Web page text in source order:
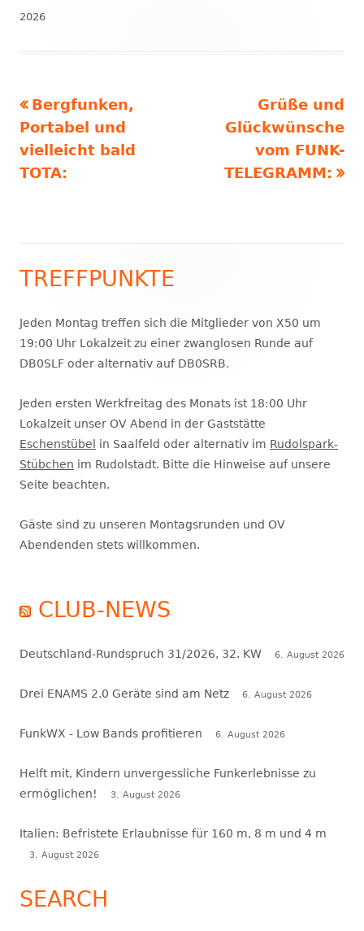
am
2026
Beitragsnavigation
Vorheriger
Beitrag:
Bergfunken,
Portabel und
vielleicht bald
TOTA:
Nächster
Beitrag
Grüße und
Glückwünsche
vom FUNK-
TELEGRAMM:
Haupt-
Seitenleiste
TREFFPUNKTE
Jeden Montag treffen sich die Mitglieder von X50 um
19:00 Uhr Lokalzeit zu einer zwanglosen Runde auf
DB0SLF oder alternativ auf DB0SRB.
Jeden ersten Werkfreitag des Monats ist 18:00 Uhr
Lokalzeit unser OV Abend in der Gaststätte
Eschenstübel
in Saalfeld oder alternativ im Rudolspark-
Stübchen im Rudolstadt. Bitte die Hinweise auf unsere
Seite beachten.
Gäste sind zu unseren Montagsrunden und OV
Abendenden stets willkommen.
CLUB-NEWS
Deutschland-Rundspruch 31/2026, 32. KW 6. August 2026
Drei ENAMS 2.0 Geräte sind am Netz 6. August 2026
FunkWX - Low Bands profitieren 6. August 2026
Helft mit, Kindern unvergessliche Funkerlebnisse zu
ermöglichen!
3. August 2026
Italien: Befristete Erlaubnisse für 160 m, 8 m und 4 m
3. August 2026
SEARCH